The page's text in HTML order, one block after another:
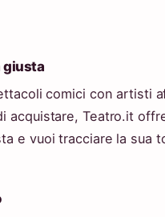
giusta
comici con artisti
acquistare, Teatro.it
e vuoi tracciare la sua